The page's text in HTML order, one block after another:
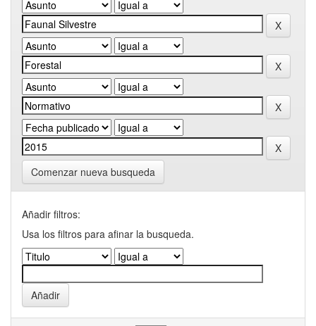
Comenzar nueva busqueda
Añadir filtros:
Usa los filtros para afinar la busqueda.